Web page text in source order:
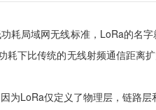
耗局域网无线标准，LoRa的名
耗下比传统的无线射频通信距离
为LoRa仅定义了物理层，链路层